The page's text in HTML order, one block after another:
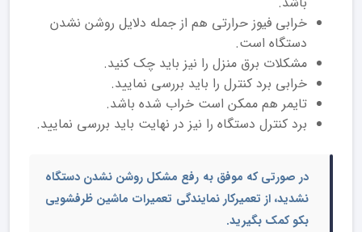
خرابی فیوز حرارتی هم از جمله دلایل روشن نشدن
دستگاه است.
مشکلات برق منزل را نیز باید چک کنید.
خرابی برد کنترل را باید بررسی نمایید.
تایمر هم ممکن است خراب شده باشد.
برد کنترل دستگاه را نیز در نهایت باید بررسی نمایید.
در صورتی که موفق به رفع مشکل روشن نشدن دستگاه
نشدید، از تعمیرکار نمایندگی تعمیرات ماشین ظرفشویی
بکوکمک بگیرید.